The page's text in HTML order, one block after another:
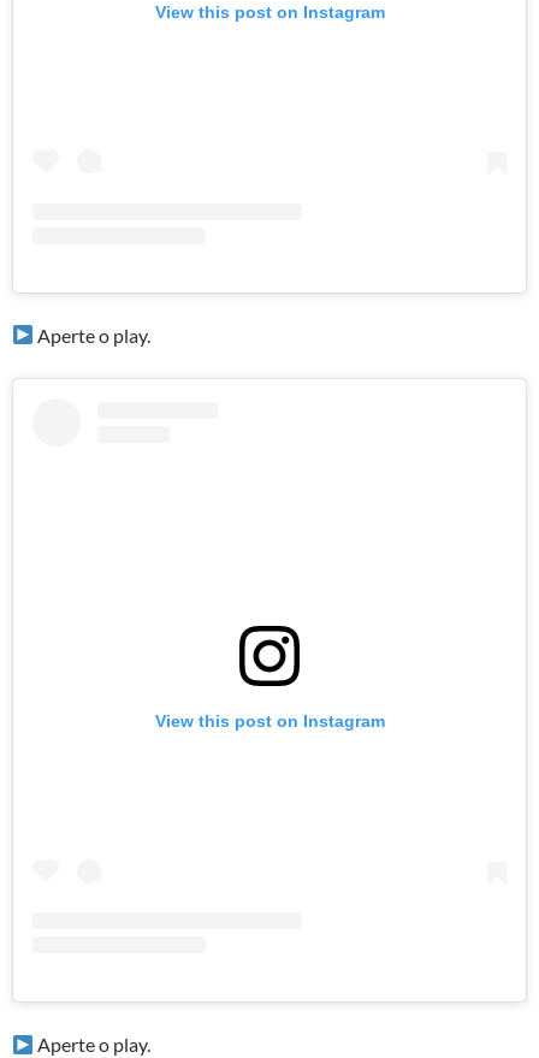
View this post on Instagram
Aperte o play.
View this post on Instagram
Aperte o play.